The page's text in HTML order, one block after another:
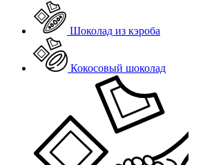
Шоколад из кэроба
Кокосовый шоколад